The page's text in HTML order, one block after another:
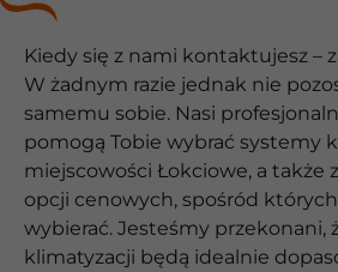
Kiedy się z nami kontaktujesz –
W żadnym razie jednak nie
samemu sobie. Nasi
pomogą Tobie wybrać systemy
miejscowości Łokciowe, a także
opcji cenowych, spośród
wybierać. Jesteśmy przekonani,
klimatyzacji będą idealnie